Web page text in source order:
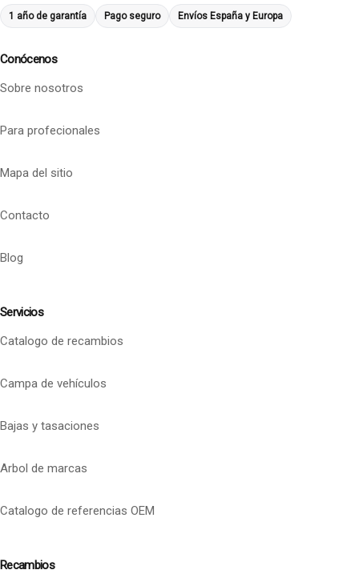
1 año de garantía Pago seguro Envíos España y Europa
Conócenos
Sobre nosotros
Para profecionales
Mapa del sitio
Contacto
Blog
Servicios
Catalogo de recambios
Campa de vehículos
Bajas y tasaciones
Arbol de marcas
Catalogo de referencias OEM
Recambios